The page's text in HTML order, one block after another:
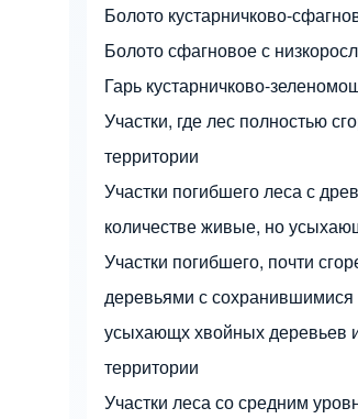
Болото кустарничково-
Болото сфагновое с
Гарь кустарничково-
Участки, где лес полностью
территории
Участки погибшего леса с
количестве живые, но
Участки погибшего, почти
деревьями с
усыхающх хвойных деревьев
территории
Участки леса со средним